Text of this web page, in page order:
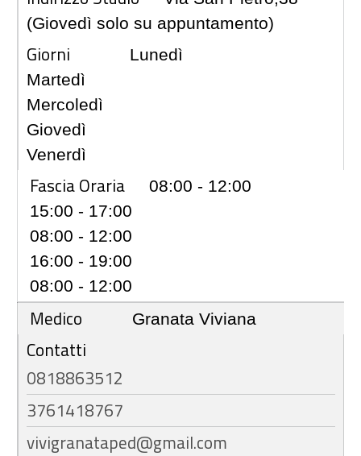
(Giovedì solo su appuntamento)
Giorni
Lunedì
Martedì
Mercoledì
Giovedì
Venerdì
Fascia Oraria
08:00 - 12:00
15:00 - 17:00
08:00 - 12:00
16:00 - 19:00
08:00 - 12:00
Medico Granata Viviana
Contatti
0818863512
3761418767
vivigranataped@gmail.com